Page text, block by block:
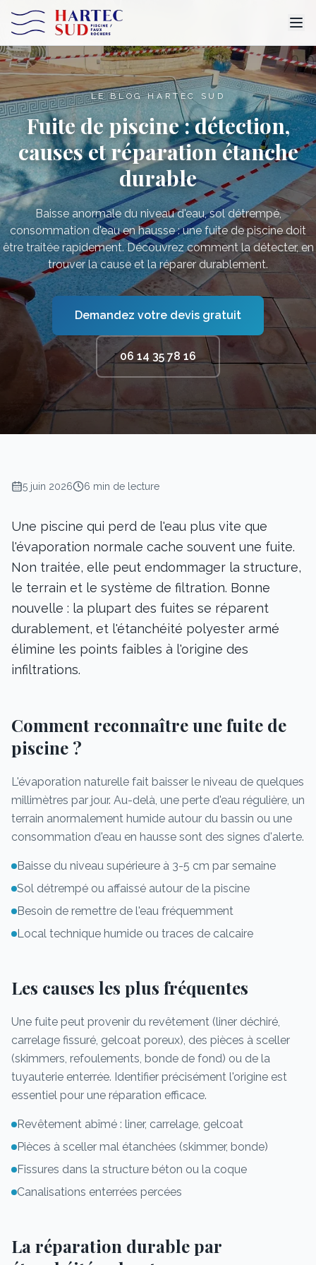
LE BLOG HARTEC SUD
Fuite de piscine : détection,
causes et réparation étanche
durable
Baisse anormale du niveau d'eau, sol détrempé,
consommation d'eau en hausse : une fuite de piscine doit
être traitée rapidement. Découvrez comment la détecter, en
trouver la cause et la réparer durablement.
Demandez votre devis gratuit
06 14 35 78 16
5 juin 2026 6 min de lecture
Une piscine qui perd de l'eau plus vite que
l'évaporation normale cache souvent une fuite.
Non traitée, elle peut endommager la structure,
le terrain et le système de filtration. Bonne
nouvelle : la plupart des fuites se réparent
durablement, et l'étanchéité polyester armé
élimine les points faibles à l'origine des
infiltrations.
Comment reconnaître une fuite de
piscine ?
L'évaporation naturelle fait baisser le niveau de quelques
millimètres par jour. Au-delà, une perte d'eau régulière, un
terrain anormalement humide autour du bassin ou une
consommation d'eau en hausse sont des signes d'alerte.
Baisse du niveau supérieure à 3-5 cm par semaine
Sol détrempé ou affaissé autour de la piscine
Besoin de remettre de l'eau fréquemment
Local technique humide ou traces de calcaire
Les causes les plus fréquentes
Une fuite peut provenir du revêtement (liner déchiré,
carrelage fissuré, gelcoat poreux), des pièces à sceller
(skimmers, refoulements, bonde de fond) ou de la
tuyauterie enterrée. Identifier précisément l'origine est
essentiel pour une réparation efficace.
Revêtement abîmé : liner, carrelage, gelcoat
Pièces à sceller mal étanchées (skimmer, bonde)
Fissures dans la structure béton ou la coque
Canalisations enterrées percées
La réparation durable par